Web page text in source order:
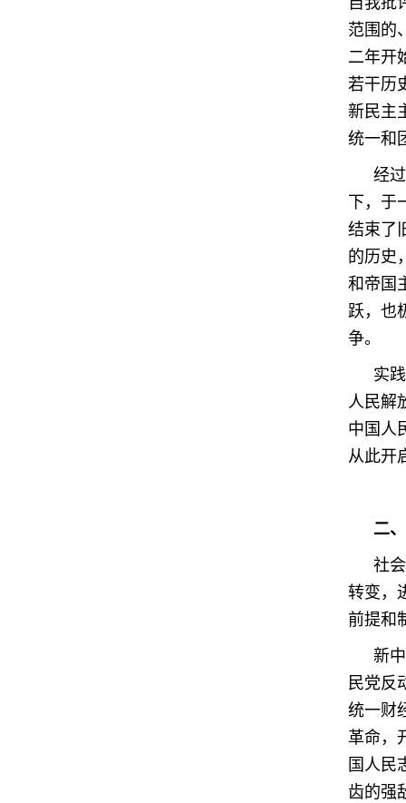
范围的
二年开
若干历
新民主
统一和
经
下，于
结束了
的历史
和帝国
跃，也
争。
实
人民解
中国人
从此开
二
社
转变，
前提和
新
民党反
统一财
革命，
国人民
齿的强